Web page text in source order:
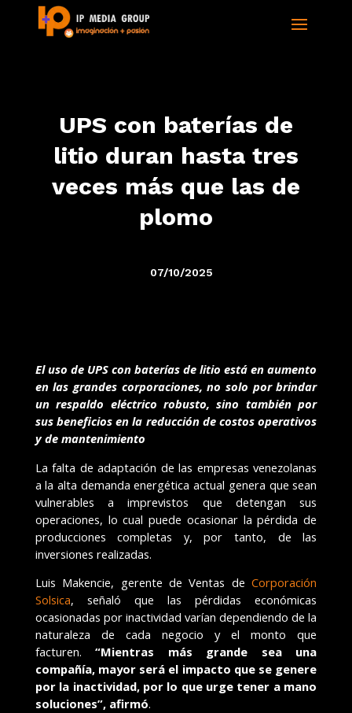
UPS con baterías de
litio duran hasta tres
veces más que las de
plomo
07/10/2025
El uso de UPS con baterías de litio está en aumento
en las grandes corporaciones, no solo por brindar
un respaldo eléctrico robusto, sino también por
sus beneficios en la reducción de costos operativos
y de mantenimiento
La falta de adaptación de las empresas venezolanas
a la alta demanda energética actual genera que sean
vulnerables a imprevistos que detengan sus
operaciones, lo cual puede ocasionar la pérdida de
producciones completas y, por tanto, de las
inversiones realizadas.
Luis Makencie, gerente de Ventas deCorporación
Solsica, señaló que las pérdidas económicas
ocasionadas por inactividad varían dependiendo de la
naturaleza de cada negocio y el monto que
facturen.“Mientras más grande sea una
compañía, mayor será el impacto que se genere
por la inactividad, por lo que urge tener a mano
soluciones”, afirmó.